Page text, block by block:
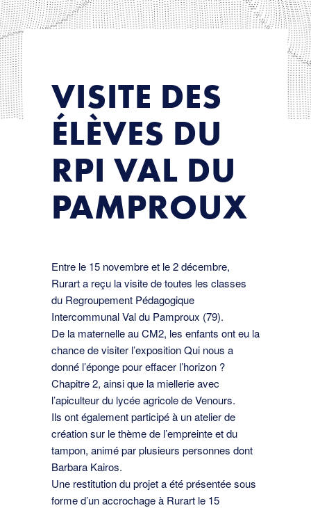
VISITE DES
ÉLÈVES DU
RPI VAL DU
PAMPROUX
Entre le 15 novembre et le 2 décembre,
Rurart a reçu la visite de toutes les classes
du Regroupement Pédagogique
Intercommunal Val du Pamproux (79).
De la maternelle au CM2, les enfants ont eu la
chance de visiter l’exposition Qui nous a
donné l’éponge pour effacer l’horizon ?
Chapitre 2, ainsi que la miellerie avec
l’apiculteur du lycée agricole de Venours.
Ils ont également participé à un atelier de
création sur le thème de l’empreinte et du
tampon, animé par plusieurs personnes dont
Barbara Kairos.
Une restitution du projet a été présentée sous
forme d’un accrochage à Rurart le 15